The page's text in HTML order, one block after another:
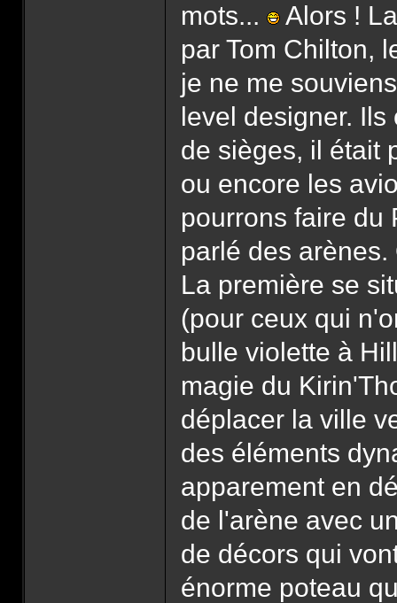
mots...
Alors !
par Tom Chilton,
je ne me
level designer.
de sièges, il était
ou encore les
pourrons faire du
parlé des
La première se
(pour ceux qui
bulle violette à
magie du
déplacer la ville
des éléments
apparement en
de l'arène avec
de décors qui
énorme poteau